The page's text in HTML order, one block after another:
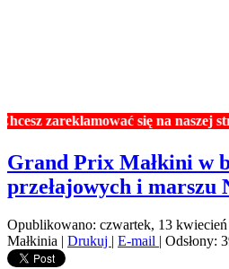
zareklamować się na naszej
Grand Prix Małkini w
przełajowych i marszu
Opublikowano: czwartek, 13
Małkinia | Drukuj | E-mail | Odsłony: